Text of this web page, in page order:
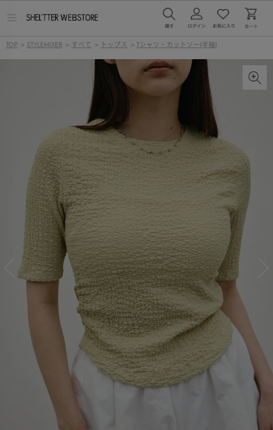
ー
を
TOP > STYLEMIXER > すべて > トップス > Tシャツ・カットソー(半袖)